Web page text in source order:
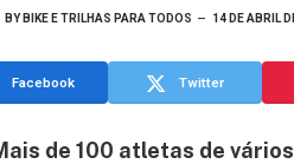
BY BIKE E TRILHAS PARA TODOS 14 DE ABRIL
Facebook Twitter
de 100 atletas de